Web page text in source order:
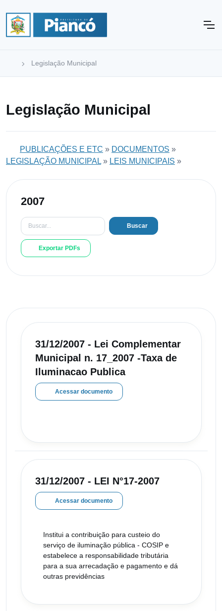
Legislação Municipal
Legislação Municipal
PUBLICAÇÕES E ETC » DOCUMENTOS »
LEGISLAÇÃO MUNICIPAL » LEIS MUNICIPAIS »
2007
Buscar
Exportar PDFs
31/12/2007 - Lei Complementar
Municipal n. 17_2007 -Taxa de
Iluminacao Publica
Acessar documento
31/12/2007 - LEI N°17-2007
Acessar documento
Institui a contribuição para custeio do
serviço de iluminação pública - COSIP e
estabelece a responsabilidade tributária
para a sua arrecadação e pagamento e dá
outras previdências